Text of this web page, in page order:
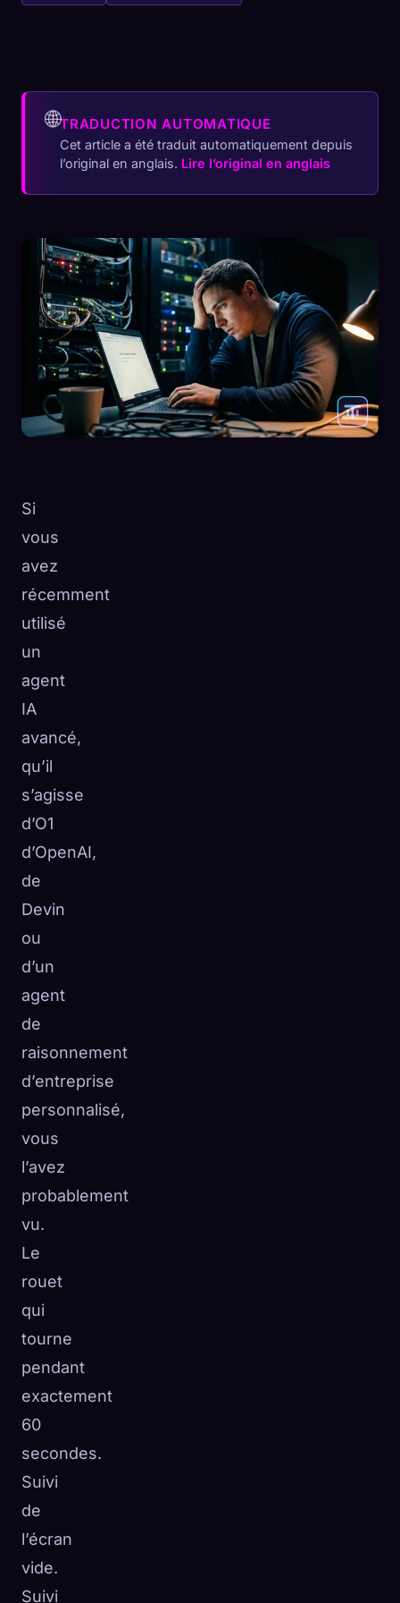
🌐TRADUCTION AUTOMATIQUE
Cet article a été traduit automatiquement depuis
l’original en anglais. Lire l’original en anglais
Si
vous
avez
récemment
utilisé
un
agent
IA
avancé,
qu’il
s’agisse
d’O1
d’OpenAI,
de
Devin
ou
d’un
agent
de
raisonnement
d’entreprise
personnalisé,
vous
l’avez
probablement
vu.
Le
rouet
qui
tourne
pendant
exactement
60
secondes.
Suivi
de
l’écran
vide.
Suivi
🧬
Collection
☁️
0